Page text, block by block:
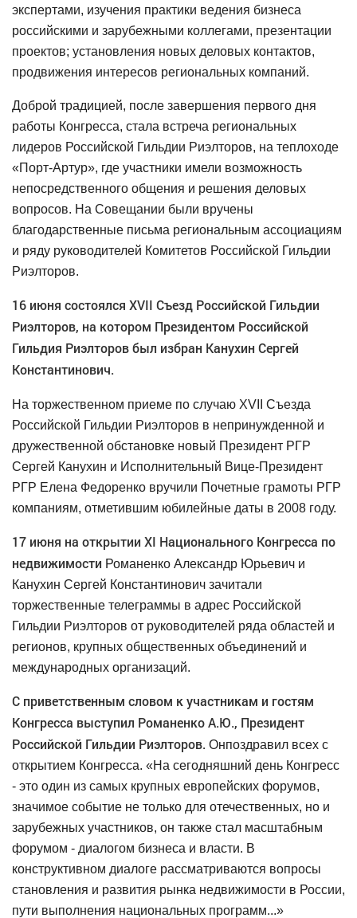
экспертами, изучения практики ведения бизнеса
российскими и зарубежными коллегами, презентации
проектов; установления новых деловых контактов,
продвижения интересов региональных компаний.
Доброй традицией, после завершения первого дня
работы Конгресса, стала встреча региональных
лидеров Российской Гильдии Риэлторов, на теплоходе
«Порт-Артур», где участники имели возможность
непосредственного общения и решения деловых
вопросов. На Совещании были вручены
благодарственные письма региональным ассоциациям
и ряду руководителей Комитетов Российской Гильдии
Риэлторов.
16 июня состоялся XVII Съезд Российской Гильдии
Риэлторов, на котором Президентом Российской
Гильдия Риэлторов был избран Канухин Сергей
Константинович.
На торжественном приеме по случаю XVI
I Съезда
Российской Гильдии Риэлторов в непринужденной и
дружественной обстановке новый Президент РГР
Сергей Канухин и Исполнительный Вице-Президент
РГР Елена Федоренко вручили Почетные грамоты РГР
компаниям, отметившим юбилейные даты в 2008 году.
17 июня на открытии XI Национального Конгресса по
недвижимости Романенко Александр Юрьевич и
Канухин Сергей Константинович зачитали
торжественные телеграммы в адрес Российской
Гильдии Риэлторов от руководителей ряда областей и
регионов, крупных общественных объединений и
международных организаций.
С приветственным словом к участникам и гостям
Конгресса выступил Романенко А.Ю., Президент
Российской Гильдии Риэлторов. Онпоздравил всех с
открытием Конгресса. «На сегодняшний день Конгресс
- это один из самых крупных европейских форумов,
значимое событие не только для отечественных, но и
зарубежных участников, он также стал масштабным
форумом - диалогом бизнеса и власти. В
конструктивном диалоге рассматриваются вопросы
становления и развития рынка недвижимости в России,
пути выполнения национальных программ...»